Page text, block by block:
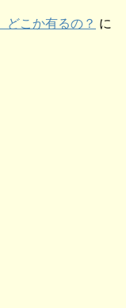
こか有るの？ に